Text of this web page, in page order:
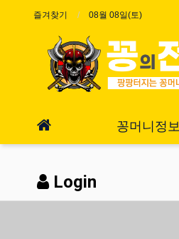
즐겨찾기 08월 08일(토)
꽁머니정보
Login